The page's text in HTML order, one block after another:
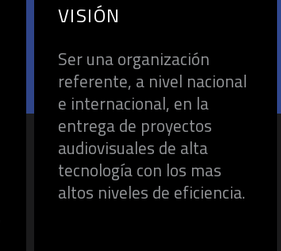
VISIÓN
Ser una organización
referente, a nivel nacional
e internacional, en la
entrega de proyectos
audiovisuales de alta
tecnología con los mas
altos niveles de eficiencia.